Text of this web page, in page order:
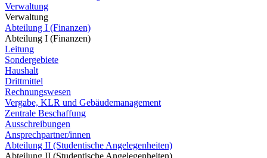
Verwaltung
Verwaltung
Abteilung I (Finanzen)
Abteilung I (Finanzen)
Leitung
Sondergebiete
Haushalt
Drittmittel
Rechnungswesen
Vergabe, KLR und Gebäudemanagement
Zentrale Beschaffung
Ausschreibungen
Ansprechpartner/innen
Abteilung II (Studentische Angelegenheiten)
Abteilung II (Studentische Angelegenheiten)